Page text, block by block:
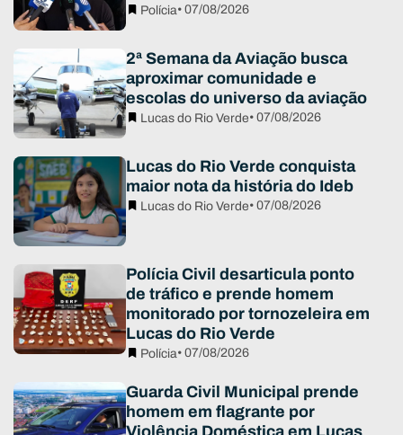
Polícia• 07/08/2026
2ª Semana da Aviação busca
aproximar comunidade e
escolas do universo da aviação
Lucas do Rio Verde• 07/08/2026
Lucas do Rio Verde conquista
maior nota da história do Ideb
Lucas do Rio Verde• 07/08/2026
Polícia Civil desarticula ponto
de tráfico e prende homem
monitorado por tornozeleira em
Lucas do Rio Verde
Polícia• 07/08/2026
Guarda Civil Municipal prende
homem em flagrante por
Violência Doméstica em Lucas